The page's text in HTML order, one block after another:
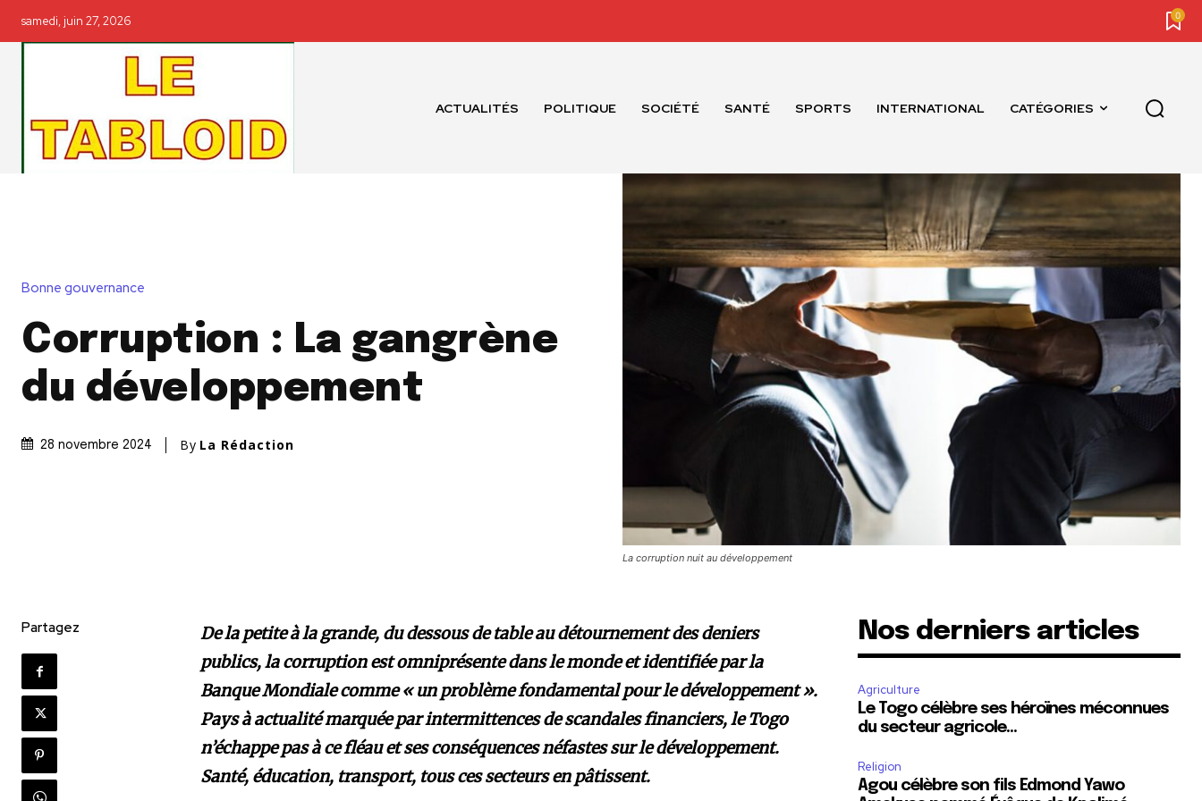
samedi, juin 27, 2026 0
ACTUALITÉS POLITIQUE SOCIÉTÉ SANTÉ SPORTS INTERNATIONAL CATÉGORIES
Bonne gouvernance
Corruption : La gangrène
du développement
28 novembre 2024 By La Rédaction
La corruption nuit au développement
Partagez
De la petite à la grande, du dessous de table au détournement des deniers
publics, la corruption est omniprésente dans le monde et identifiée par la
Banque Mondiale comme « un problème fondamental pour le développement ».
Pays à actualité marquée par intermittences de scandales financiers, le Togo
n’échappe pas à ce fléau et ses conséquences néfastes sur le développement.
Santé, éducation, transport, tous ces secteurs en pâtissent.
Nos derniers articles
Agriculture
Le Togo célèbre ses héroïnes méconnues
du secteur agricole…
Religion
Agou célèbre son fils Edmond Yawo